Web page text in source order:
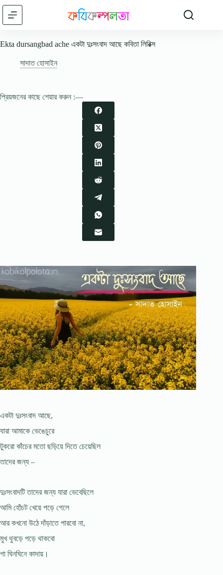
Skip
content
Ekta dursangbad ache একটা দুঃসংবাদ আছে কবিতা লিরিক্স
সাদাত হোসাইন
প্রিয়জনের কাছে শেয়ার করুন :—
একটা দুঃসংবাদ আছে,
যারা আমাকে ভেঙেচুরে
টুকরো কাঁচের মতো ছড়িয়ে দিতে চেয়েছিল
তাদের জন্য –
দুঃসংবাদটি তাদের জন্য যারা ভেবেছিলে
আমি হোঁচট খেয়ে পড়ে গেলে
আর কখনো উঠে দাঁড়াতে পারবো না,
মুখ থুবড়ে পড়ে থাকবো
গা ঘিনঘিনে কাদায়।